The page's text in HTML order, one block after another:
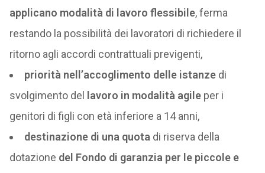
applicano modalità di lavoro flessibile, ferma
restando la possibilità dei lavoratori di richiedere il
ritorno agli accordi contrattuali previgenti,
priorità nell’accoglimento delle istanzedi
svolgimento del
lavoro in modalità agileper i
genitori di figli con età inferiore a 14 anni,
destinazione di una quota di riserva della
dotazione del Fondo di garanzia per le piccole e